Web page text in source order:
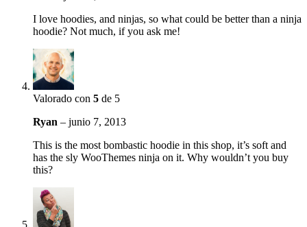
I love hoodies, and ninjas, so what could be better than a ninja
hoodie? Not much, if you ask me!
Valorado con 5 de 5
Ryan – junio 7, 2013
This is the most bombastic hoodie in this shop, it’s soft and
has the sly WooThemes ninja on it. Why wouldn’t you buy
this?